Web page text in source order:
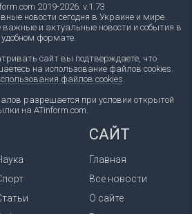
2019-2026. v.1.73
новости сегодня в Украине и мире.
и актуальные новости и события в
удобном формате.
сайт вы подтверждаете, что
на использование файлов cookies.
файлов cookies
разрешается при условии открытой
на ATinform.com.
САЙТ
Главная
Все новости
О сайте